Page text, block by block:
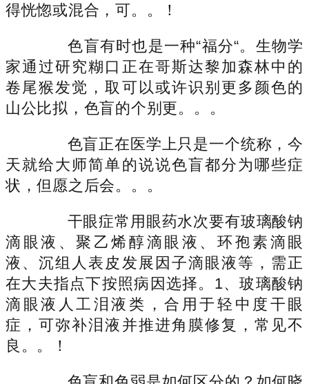
得恍惚或混合，可。。！
色盲有时也是一种“福分“。生物学
家通过研究糊口正在哥斯达黎加森林中的
卷尾猴发觉，取可以或许识别更多颜色的
山公比拟，色盲的个别更。。。
色盲正在医学上只是一个统称，今
天就给大师简单的说说色盲都分为哪些症
状，但愿之后会。。。
干眼症常用眼药水次要有玻璃酸钠
滴眼液、聚乙烯醇滴眼液、环孢素滴眼
液、沉组人表皮发展因子滴眼液等，需正
在大夫指点下按照病因选择。1、玻璃酸钠
滴眼液人工泪液类，合用于轻中度干眼
症，可弥补泪液并推进角膜修复，常见不
良。。！